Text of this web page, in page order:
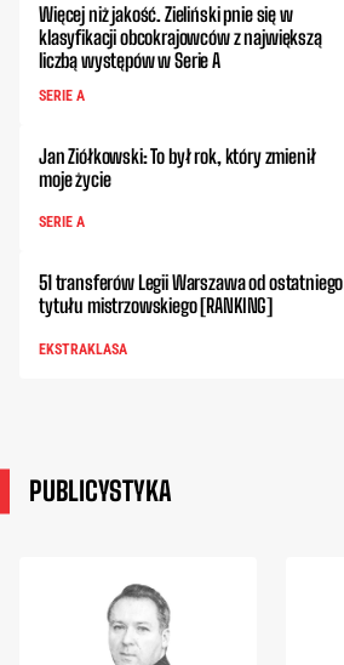
Więcej niż jakość. Zieliński pnie się w
klasyfikacji obcokrajowców z największą
liczbą występów w Serie A
SERIE A
Jan Ziółkowski: To był rok, który zmienił
moje życie
SERIE A
51 transferów Legii Warszawa od ostatniego
tytułu mistrzowskiego [RANKING]
EKSTRAKLASA
PUBLICYSTYKA